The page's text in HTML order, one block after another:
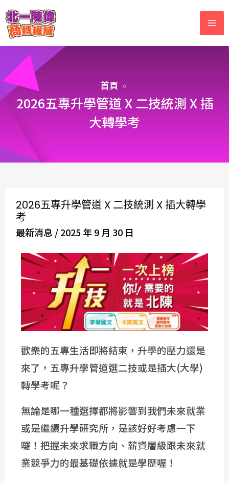
首頁
2026五專升學管道 X 二技統測 X 插
大轉學考
2026五專升學管道 X 二技統測 X 插大轉學
考
最新消息/2025 年 9 月 30 日
歡樂的五專生活即將結束，升學的壓力還是
來了，五專升學管道選二技或是插大(大學)
轉學考呢？
無論是哪一種選擇都將影響到我們未來就業
或是繼續升學研究所，是該好好考慮一下
囉！把握未來求職方向、薪資層級跟未來就
業競爭力的最基礎依據就是學歷喔！